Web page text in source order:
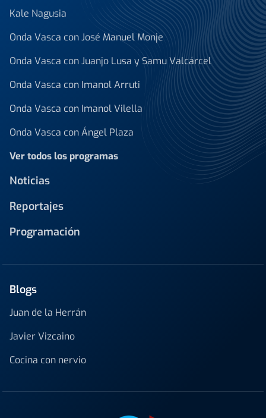
Kale Nagusia
Onda Vasca con José Manuel Monje
Onda Vasca con Juanjo Lusa y Samu Valcárcel
Onda Vasca con Imanol Arruti
Onda Vasca con Imanol Vilella
Onda Vasca con Ángel Plaza
Ver todos los programas
Noticias
Reportajes
Programación
Blogs
Juan de la Herrán
Javier Vizcaino
Cocina con nervio